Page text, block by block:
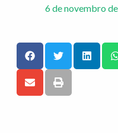
6 de novembro